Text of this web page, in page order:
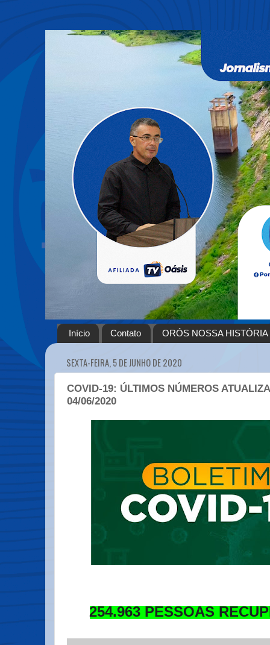
Início Contato ORÓS NOSSA HISTÓRIA
SEXTA-FEIRA, 5 DE JUNHO DE 2020
COVID-19: ÚLTIMOS NÚMEROS
04/06/2020
254.963 PESSOAS